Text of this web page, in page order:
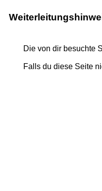
Die von dir besuchte
Falls du diese Seite